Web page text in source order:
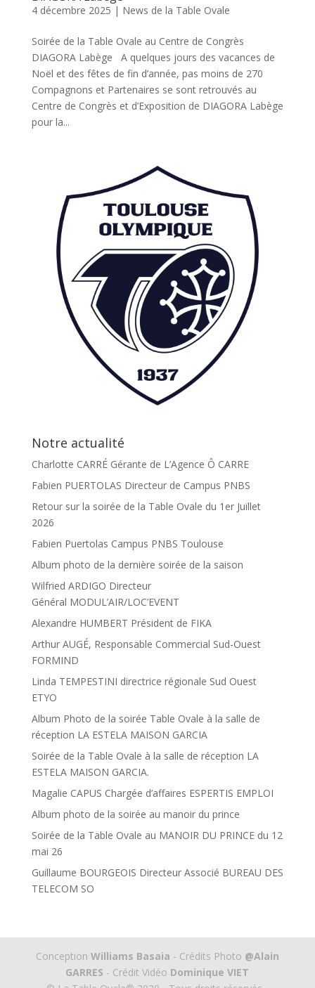
4 décembre 2025 | News de la Table Ovale
Soirée de la Table Ovale au Centre de Congrès
DIAGORA Labège A quelques jours des vacances de
Noël et des fêtes de fin d’année, pas moins de 270
Compagnons et Partenaires se sont retrouvés au
Centre de Congrès et d’Exposition de DIAGORA Labège
pour la...
Notre actualité
Charlotte CARRÉ Gérante de L’Agence Ô CARRE
Fabien PUERTOLAS Directeur de Campus PNBS
Retour sur la soirée de la Table Ovale du 1er Juillet
2026
Fabien Puertolas Campus PNBS Toulouse
Album photo de la dernière soirée de la saison
Wilfried ARDIGO Directeur
Général MODUL’AIR/LOC’EVENT
Alexandre HUMBERT Président de FIKA
Arthur AUGÉ, Responsable Commercial Sud-Ouest
FORMIND
Linda TEMPESTINI directrice régionale Sud Ouest
ETYO
Album Photo de la soirée Table Ovale à la salle de
réception LA ESTELA MAISON GARCIA
Soirée de la Table Ovale à la salle de réception LA
ESTELA MAISON GARCIA.
Magalie CAPUS Chargée d’affaires ESPERTIS EMPLOI
Album photo de la soirée au manoir du prince
Soirée de la Table Ovale au MANOIR DU PRINCE du 12
mai 26
Guillaume BOURGEOIS Directeur Associé BUREAU DES
TELECOM SO
Conception Williams Basaia - Crédits Photo @Alain
GARRES - Crédit Vidéo Dominique VIET